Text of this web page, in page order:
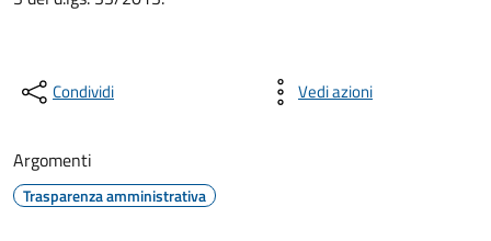
Condividi Vedi azioni
Argomenti
Trasparenza amministrativa